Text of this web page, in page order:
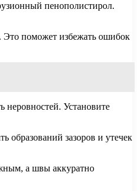
пенополистирол.
Это поможет избежать ошибок
неровностей. Установите
образований зазоров и утечек
а швы аккуратно